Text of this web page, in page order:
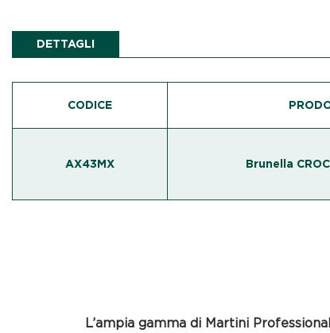
DETTAGLI
CODICE
AX43MX Brunella
L’ampia gamma di Martini Professional